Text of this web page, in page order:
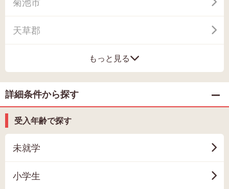
天草郡
もっと見る
詳細条件から探す
受入年齢で探す
未就学
小学生